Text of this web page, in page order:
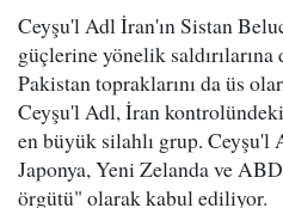
Ceyşu'l Adl İran'ın Sistan
güçlerine yönelik
Pakistan topraklarını da üs
Ceyşu'l Adl, İran
en büyük silahlı grup. Ceyşu'l
Japonya, Yeni Zelanda ve
örgütü" olarak kabul ediliyor.